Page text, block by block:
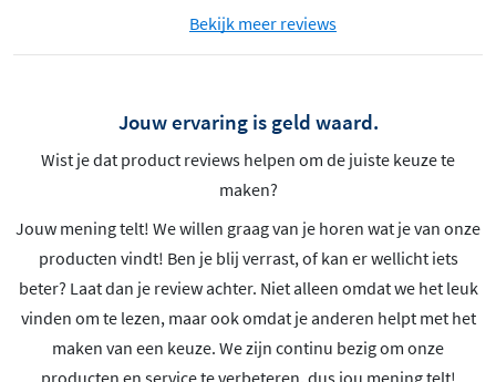
Bekijk meer reviews
Jouw ervaring is geld waard.
Wist je dat product reviews helpen om de juiste keuze te
maken?
Jouw mening telt! We willen graag van je horen wat je van onze
producten vindt! Ben je blij verrast, of kan er wellicht iets
beter? Laat dan je review achter. Niet alleen omdat we het leuk
vinden om te lezen, maar ook omdat je anderen helpt met het
maken van een keuze. We zijn continu bezig om onze